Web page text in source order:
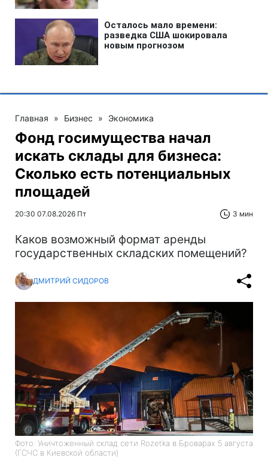
Главная » Бизнес » Экономика
Фонд госимущества начал
искать склады для бизнеса:
Сколько есть потенциальных
площадей
20:30 07.08.2026 Пт 3 мин
Каков возможный формат аренды
государственных складских помещений?
ДМИТРИЙ СИДОРОВ
Фото: Уничтоженный склад сети Rozetka в Броварах 5 августа
(ГСЧС в Киевской области)